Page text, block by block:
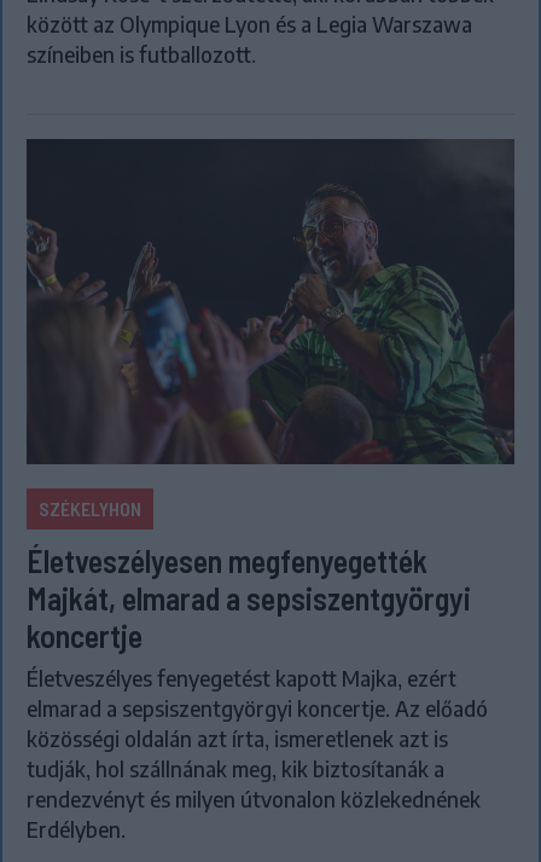
között az Olympique Lyon és a Legia Warszawa
színeiben is futballozott.
SZÉKELYHON
Életveszélyesen megfenyegették
Majkát, elmarad a sepsiszentgyörgyi
koncertje
Életveszélyes fenyegetést kapott Majka, ezért
elmarad a sepsiszentgyörgyi koncertje. Az előadó
közösségi oldalán azt írta, ismeretlenek azt is
tudják, hol szállnának meg, kik biztosítanák a
rendezvényt és milyen útvonalon közlekednének
Erdélyben.